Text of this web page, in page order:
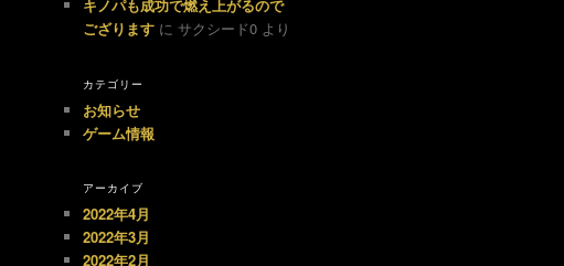
キノパも成功で燃え上がるので
ござります に サクシード0 より
カテゴリー
お知らせ
ゲーム情報
アーカイブ
2022年4月
2022年3月
2022年2月